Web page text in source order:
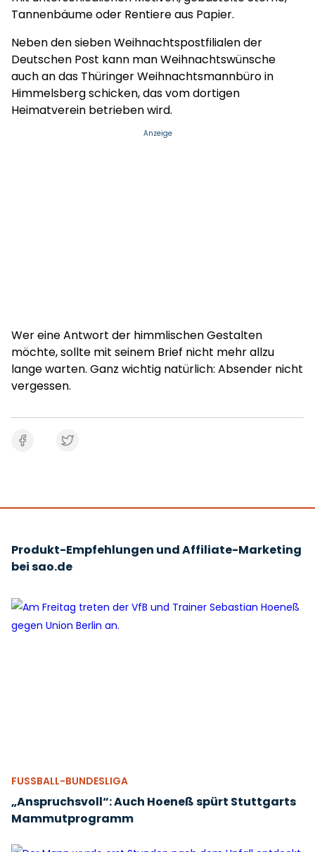
Tannenbäume oder Rentiere aus Papier.
Neben den sieben Weihnachtspostfilialen der
Deutschen Post kann man Weihnachtswünsche
auch an das Thüringer Weihnachtsmannbüro in
Himmelsberg schicken, das vom dortigen
Heimatverein betrieben wird.
Anzeige
Wer eine Antwort der himmlischen Gestalten
möchte, sollte mit seinem Brief nicht mehr allzu
lange warten. Ganz wichtig natürlich: Absender nicht
vergessen.
Produkt-Empfehlungen und Affiliate-Marketing
bei sao.de
FUSSBALL-BUNDESLIGA
„Anspruchsvoll“: Auch Hoeneß spürt Stuttgarts
Mammutprogramm